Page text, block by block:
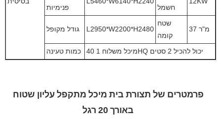
פנימיות
חשמל
גודל מקופל L2950*W2200*H2480
שטח
קומה
37 מ"ר
כמות טעינה מיכל משלוח 1 40HQ יכול להכיל 2 סטים
פרמטרים של תצורת בית מיכל מתקפל עליון שטוח
באורך 20 רגל